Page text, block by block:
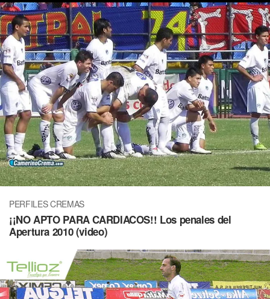
PERFILES CREMAS
¡¡NO APTO PARA CARDIACOS!! Los penales del
Apertura 2010 (video)